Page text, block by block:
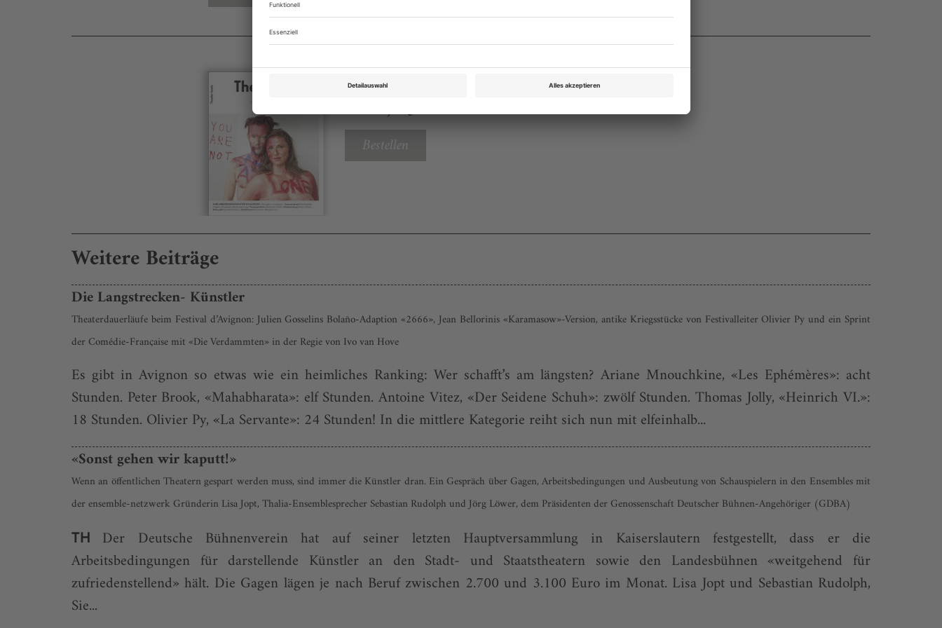
Theater heute Oktober 2016
Rubrik: Festivals, Seite 29
von Anja Quickert
Bestellen
Weitere Beiträge
Die Langstrecken- Künstler
Theaterdauerläufe beim Festival d’Avignon: Julien Gosselins Bolaño-Adaption «2666», Jean Bellorinis «Karamasow»-Version, antike Kriegsstücke von Festivalleiter Olivier Py und ein Sprint
der Comédie-Française mit «Die Verdammten» in der Regie von Ivo van Hove
Es gibt in Avignon so etwas wie ein heimliches Ranking: Wer schafft’s am längsten? Ariane Mnouchkine, «Les Ephémères»: acht
Stunden. Peter Brook, «Mahabharata»: elf Stunden. Antoine Vitez, «Der Seidene Schuh»: zwölf Stunden. Thomas Jolly, «Hein­rich VI.»:
18 Stunden. Olivier Py, «La Servante»: 24 Stunden! In die mittlere Kategorie reiht sich nun mit elfeinhalb...
«Sonst gehen wir kaputt!»
Wenn an öffentlichen Theatern gespart werden muss, sind immer die Künstler dran. Ein Gespräch über Gagen, Arbeitsbedingungen und Ausbeutung von Schau­spielern in den Ensembles mit
der ensemble-netzwerk Gründerin Lisa Jopt, Thalia-Ensemblesprecher Sebastian Rudolph und Jörg Löwer, dem Präsidenten der Genossenschaft Deutscher Bühnen-Ange­höriger (GDBA)
TH Der Deutsche Bühnenverein hat auf seiner letzten Hauptversammlung in Kaiserslautern festgestellt, dass er die
Arbeitsbedingungen für darstellende Künstler an den Stadt- und Staatstheatern sowie den Landesbühnen «weitgehend für
zufriedenstellend» hält. Die Gagen lägen je nach Beruf zwischen 2.700 und 3.100 Euro im Monat. Lisa Jopt und Sebastian Rudolph,
Sie...